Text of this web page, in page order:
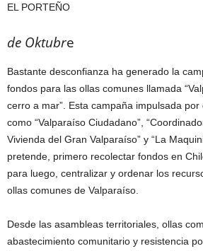
EL PORTEÑO
de Oktubre
Bastante desconfianza ha generado la
fondos para las ollas comunes llamada
cerro a mar”. Esta campaña impulsada
como “Valparaíso Ciudadano”,
Vivienda del Gran Valparaíso” y “La
pretende, primero recolectar fondos en
para luego, centralizar y ordenar los
ollas comunes de Valparaíso.
Desde las asambleas territoriales, ollas
abastecimiento comunitario y resistencia